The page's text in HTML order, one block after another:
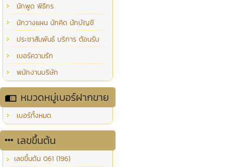
นักพูด พิธีกร
นักวางแผน นักคิด นักบัญชี
ประชาสัมพันธ์ บริการ ต้อนรับ
เบอร์ความรัก
พนักงานบริษัท
หมวดหมู่เบอร์ฝากขาย
เบอร์ทั้งหมด
เลขขึ้นต้น
เลขขึ้นต้น 061 (196)